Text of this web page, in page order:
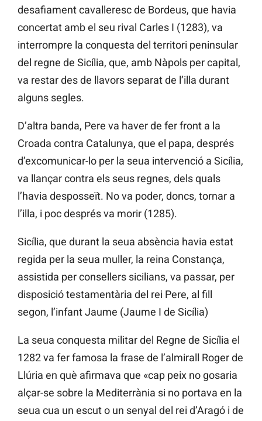
desafiament cavalleresc de Bordeus, que havia
concertat amb el seu rival Carles I (1283), va
interrompre la conquesta del territori peninsular
del regne de Sicília, que, amb Nàpols per capital,
va restar des de llavors separat de l’illa durant
alguns segles.
D’altra banda, Pere va haver de fer front a la
Croada contra Catalunya, que el papa, després
d’excomunicar-lo per la seua intervenció a Sicília,
va llançar contra els seus regnes, dels quals
l’havia desposseït. No va poder, doncs, tornar a
l’illa, i poc després va morir (1285).
Sicília, que durant la seua absència havia estat
regida per la seua muller, la reina Constança,
assistida per consellers sicilians, va passar, per
disposició testamentària del rei Pere, al fill
segon, l’infant Jaume (Jaume I de Sicília)
La seua conquesta militar del Regne de Sicília el
1282 va fer famosa la frase de l’almirall Roger de
Llúria en què afirmava que «cap peix no gosaria
alçar-se sobre la Mediterrània si no portava en la
seua cua un escut o un senyal del rei d’Aragó i de